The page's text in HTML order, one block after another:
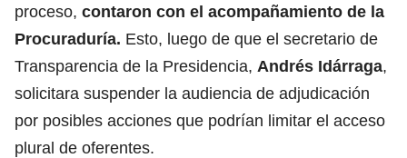
proceso, contaron con el acompañamiento de la
Procuraduría. Esto, luego de que el secretario de
Transparencia de la Presidencia, Andrés Idárraga,
solicitara suspender la audiencia de adjudicación
por posibles acciones que podrían limitar el acceso
plural de oferentes.